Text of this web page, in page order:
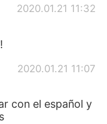
2020.01.21 11:32
2020.01.21 11:07
con el español y